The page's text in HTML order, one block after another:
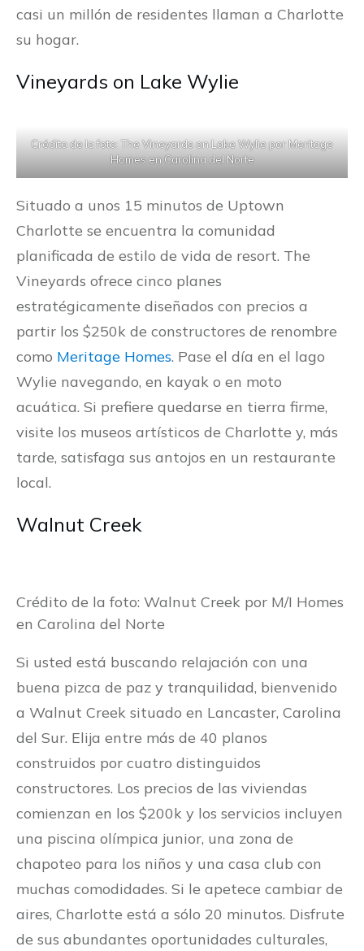
casi un millón de residentes llaman a Charlotte
su hogar.
Vineyards on Lake Wylie
Crédito de la foto: The Vineyards on Lake Wylie por Meritage
Homes en Carolina del Norte
Situado a unos 15 minutos de Uptown
Charlotte se encuentra la comunidad
planificada de estilo de vida de resort. The
Vineyards ofrece cinco planes
estratégicamente diseñados con precios a
partir los $250k de constructores de renombre
como Meritage Homes. Pase el día en el lago
Wylie navegando, en kayak o en moto
acuática. Si prefiere quedarse en tierra firme,
visite los museos artísticos de Charlotte y, más
tarde, satisfaga sus antojos en un restaurante
local.
Walnut Creek
Crédito de la foto: Walnut Creek por M/I Homes
en Carolina del Norte
Si usted está buscando relajación con una
buena pizca de paz y tranquilidad, bienvenido
a Walnut Creek situado en Lancaster, Carolina
del Sur. Elija entre más de 40 planos
construidos por cuatro distinguidos
constructores. Los precios de las viviendas
comienzan en los $200k y los servicios incluyen
una piscina olímpica junior, una zona de
chapoteo para los niños y una casa club con
muchas comodidades. Si le apetece cambiar de
aires, Charlotte está a sólo 20 minutos. Disfrute
de sus abundantes oportunidades culturales,